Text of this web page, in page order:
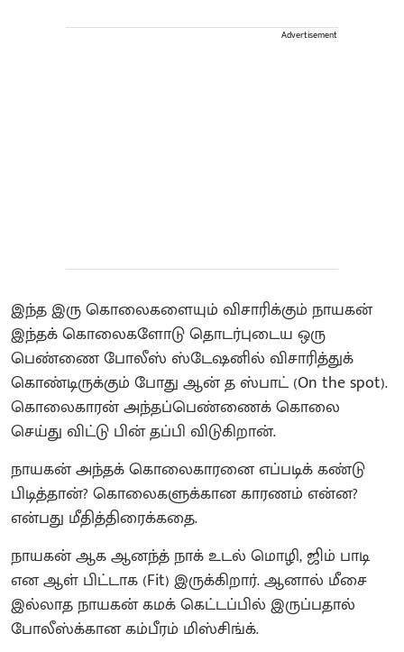
Advertisement
இந்த இரு கொலைகளையும் விசாரிக்கும் நாயகன்
இந்தக் கொலைகளோடு தொடர்புடைய ஒரு
பெண்ணை போலீஸ் ஸ்டேஷனில் விசாரித்துக்
கொண்டிருக்கும் போது ஆன் த ஸ்பாட் (On the spot).
கொலைகாரன் அந்தப்பெண்ணைக் கொலை
செய்து விட்டு பின் தப்பி விடுகிறான்.
நாயகன் அந்தக் கொலைகாரனை எப்படிக் கண்டு
பிடித்தான்? கொலைகளுக்கான காரணம் என்ன?
என்பது மீதித்திரைக்கதை.
நாயகன் ஆக ஆனந்த் நாக் உடல் மொழி, ஜிம் பாடி
என ஆள் பிட்டாக (Fit) இருக்கிறார். ஆனால் மீசை
இல்லாத நாயகன் கமக் கெட்டப்பில் இருப்பதால்
போலீஸ்க்கான கம்பீரம் மிஸ்சிங்க்.